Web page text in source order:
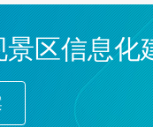
区信息化